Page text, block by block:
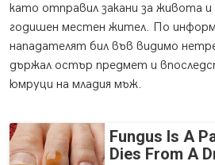
като отправил закани за живота
годишен местен жител. По
нападателят бил във видимо
държал остър предмет и
юмруци на младия мъж.
Fungus Is A
Dies From A